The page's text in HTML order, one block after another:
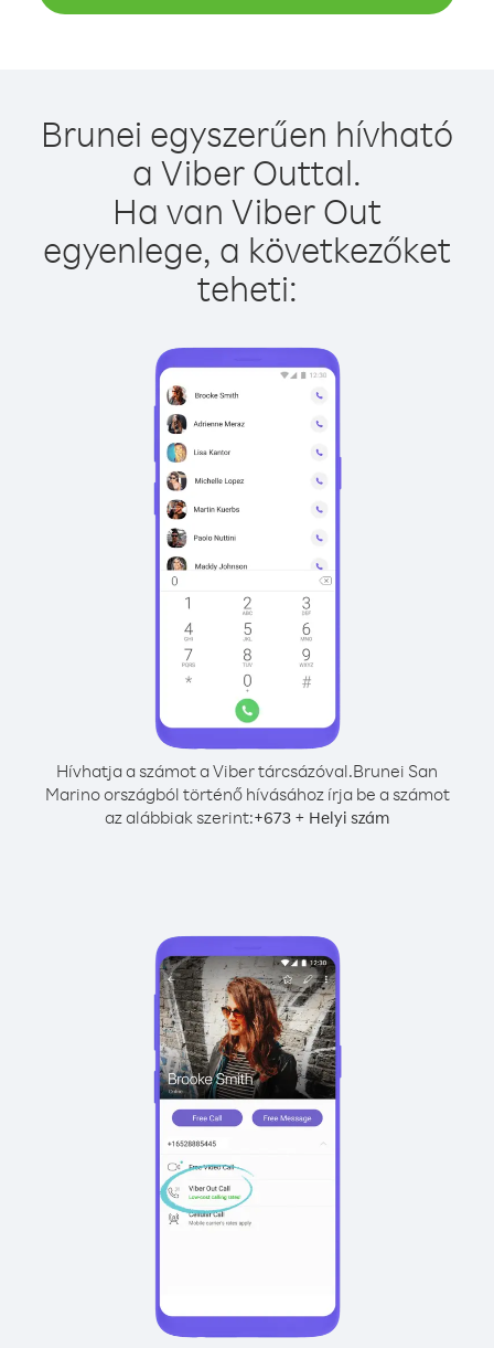
Brunei egyszerűen hívható
a Viber Outtal.
Ha van Viber Out
egyenlege, a következőket
teheti:
Hívhatja a számot a Viber tárcsázóval.Brunei San
Marino országból történő hívásához írja be a számot
az alábbiak szerint:+673 + Helyi szám